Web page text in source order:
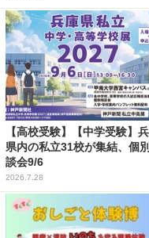
【高校受験】【中学受験】
県内の私立31校が集結、個
談会9/6
2026.7.28